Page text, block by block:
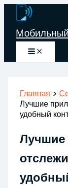
Перейти
содержимому
Главная
Лучшие
удобный
Лучшие